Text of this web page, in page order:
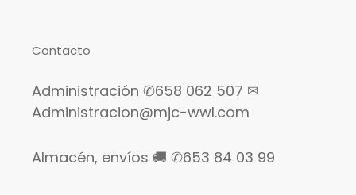
Contacto
Administración ✆658 062 507 ✉
Administracion@mjc-wwl.com
Almacén, envíos 🚚 ✆653 84 03 99